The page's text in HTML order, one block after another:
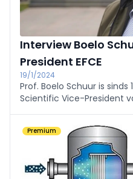
Interview Boelo
President EFCE
19/1/2024
Prof. Boelo Schuur is
Scientific Vice-President
interview wijst hij op de
scheidingstechnologie en
Premium